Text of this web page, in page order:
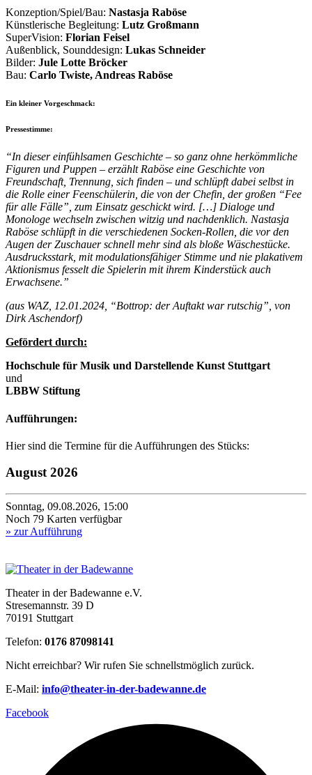
Konzeption/Spiel/Bau: Nastasja Raböse
Künstlerische Begleitung: Lutz Großmann
SuperVision: Florian Feisel
Außenblick, Sounddesign: Lukas Schneider
Bilder: Jule Lotte Bröcker
Bau: Carlo Twiste, Andreas Raböse
Ein kleiner Vorgeschmack:
Pressestimme:
“In dieser einfühlsamen Geschichte – so ganz ohne herkömmliche
Figuren und Puppen – erzählt Raböse eine Geschichte von
Freundschaft, Trennung, sich finden – und schlüpft dabei selbst in
die Rolle einer Feenschülerin, die von der Chefin, der großen “Fee
für alle Fälle”, zum Einsatz geschickt wird. […] Dialoge und
Monologe wechseln zwischen witzig und nachdenklich. Nastasja
Raböse schlüpft in die verschiedenen Socken-Rollen, die vor den
Augen der Zuschauer schnell mehr sind als bloße Wäschestücke.
Ausdrucksstark, mit modulationsfähiger Stimme und nie plakativem
Aktionismus fesselt die Spielerin mit ihrem Kinderstück auch
Erwachsene.”
(aus WAZ, 12.01.2024, “Bottrop: der Auftakt war rutschig”, von
Dirk Aschendorf)
Gefördert durch:
Hochschule für Musik und Darstellende Kunst Stuttgart
und
LBBW Stiftung
Aufführungen:
Hier sind die Termine für die Aufführungen des Stücks:
August 2026
Sonntag, 09.08.2026, 15:00
Noch 79 Karten verfügbar
» zur Aufführung
Theater in der Badewanne e.V.
Stresemannstr. 39 D
70191 Stuttgart
Telefon: 0176 87098141
Nicht erreichbar? Wir rufen Sie schnellstmöglich zurück.
E-Mail: info@theater-in-der-badewanne.de
Facebook